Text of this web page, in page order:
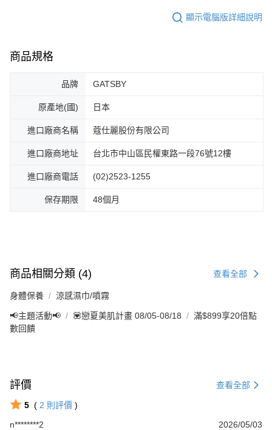
顯示電腦版詳細說明
商品規格
品牌 GATSBY
原產地(國) 日本
進口廠商名稱 蔻仕麗股份有限公司
進口廠商地址 台北市中山區民權東路一段76號12樓
進口廠商電話 (02)2523-1255
保存期限 48個月
商品相關分類 (4) 查看全部
身體保養 涼感濕巾/噴霧
📢主題活動📢 💟戀夏美肌計畫 08/05-08/18
滿$899享20倍點
數回饋
評價 查看全部
5 ( 2 則評價 )
n********2
2026/05/03